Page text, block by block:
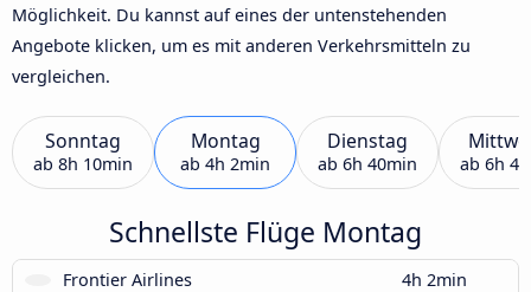
Möglichkeit. Du kannst auf eines der untenstehenden
Angebote klicken, um es mit anderen Verkehrsmitteln zu
vergleichen.
Sonntag
ab 8h 10min
Montag
ab 4h 2min
Dienstag
ab 6h 40min ab 6h
Schnellste Flüge Montag
Frontier Airlines 4h 2min